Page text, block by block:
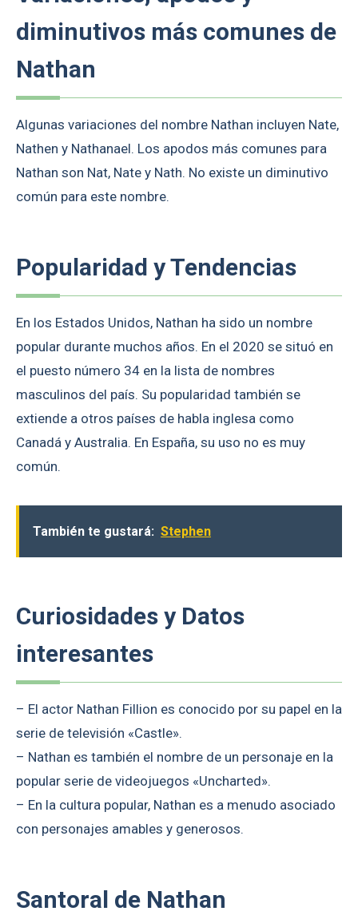
diminutivos más comunes de
Nathan
Algunas variaciones del nombre Nathan incluyen Nate,
Nathen y Nathanael. Los apodos más comunes para
Nathan son Nat, Nate y Nath. No existe un diminutivo
común para este nombre.
Popularidad y Tendencias
En los Estados Unidos, Nathan ha sido un nombre
popular durante muchos años. En el 2020 se situó en
el puesto número 34 en la lista de nombres
masculinos del país. Su popularidad también se
extiende a otros países de habla inglesa como
Canadá y Australia. En España, su uso no es muy
común.
También te gustará: Stephen
Curiosidades y Datos
interesantes
– El actor Nathan Fillion es conocido por su papel en la
serie de televisión «Castle».
– Nathan es también el nombre de un personaje en la
popular serie de videojuegos «Uncharted».
– En la cultura popular, Nathan es a menudo asociado
con personajes amables y generosos.
Santoral de Nathan